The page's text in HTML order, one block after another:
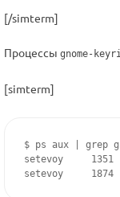
[/simterm]
Процессы gnome-
[simterm]
$ ps
setevoy
setevoy